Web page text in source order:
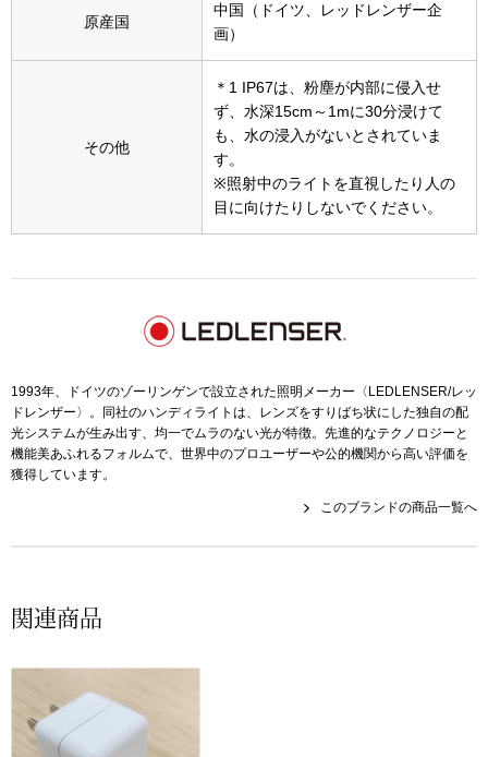
Miss Kyouko／ミスキョウコ
ビー すべて見る
ーブルウェア
その他
ウオッチ／ア
その他
ファッション
原産国
中国（ドイツ、レッドレンザー企
画）
その他
＊1 IP67は、粉塵が内部に侵入せ
ず、水深15cm～1mに30分浸けて
も、水の浸入がないとされていま
す。
※照射中のライトを直視したり人の
目に向けたりしないでください。
1993年、ドイツのゾーリンゲンで設立された照明メーカー〈LEDLENSER/レッ
ドレンザー〉。同社のハンディライトは、レンズをすりばち状にした独自の配
光システムが生み出す、均一でムラのない光が特徴。先進的なテクノロジーと
機能美あふれるフォルムで、世界中のプロユーザーや公的機関から高い評価を
獲得しています。
このブランドの商品一覧へ
関連商品